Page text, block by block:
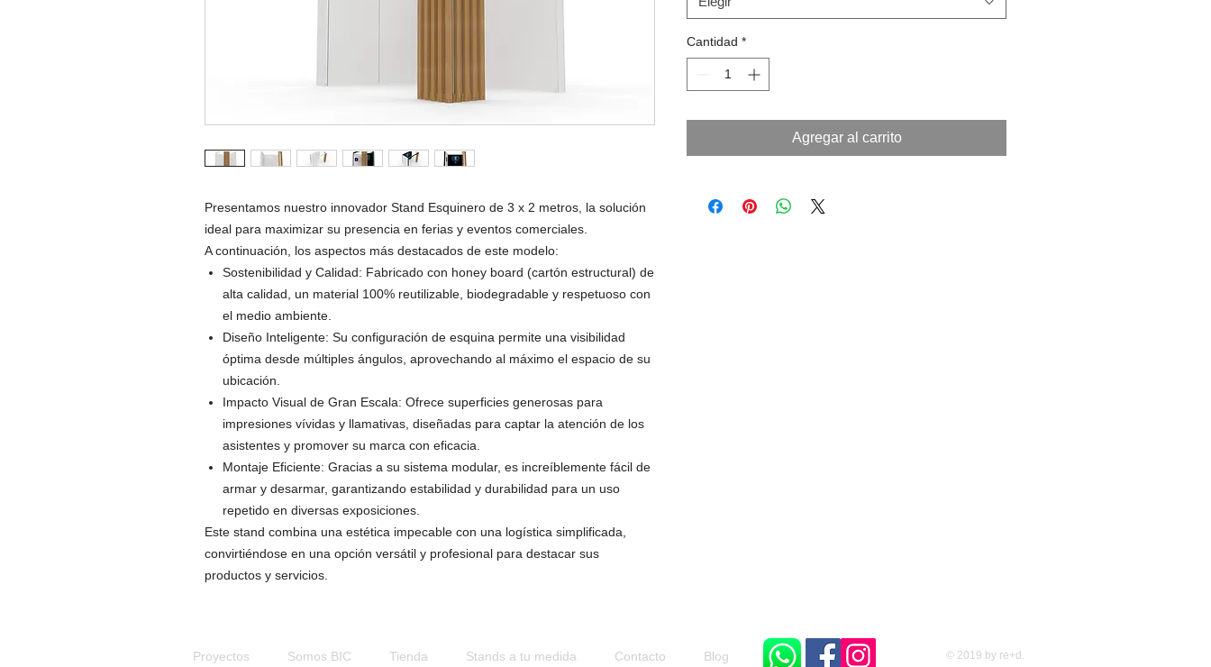
Presentamos nuestro innovador Stand Esquinero de 3 x 2 metros, la solución
ideal para maximizar su presencia en ferias y eventos comerciales.
A continuación, los aspectos más destacados de este modelo:
Sostenibilidad y Calidad: Fabricado con honey board (cartón estructural) de
alta calidad, un material 100% reutilizable, biodegradable y respetuoso con
el medio ambiente.
Diseño Inteligente: Su configuración de esquina permite una visibilidad
óptima desde múltiples ángulos, aprovechando al máximo el espacio de su
ubicación.
Impacto Visual de Gran Escala: Ofrece superficies generosas para
impresiones vívidas y llamativas, diseñadas para captar la atención de los
asistentes y promover su marca con eficacia.
Montaje Eficiente: Gracias a su sistema modular, es increíblemente fácil de
armar y desarmar, garantizando estabilidad y durabilidad para un uso
repetido en diversas exposiciones.
Este stand combina una estética impecable con una logística simplificada,
convirtiéndose en una opción versátil y profesional para destacar sus
productos y servicios.
Cantidad *
Agregar al carrito
© 2019 by re+d.
Proyectos Somos BIC Tienda Stands a tu medida Contacto Blog